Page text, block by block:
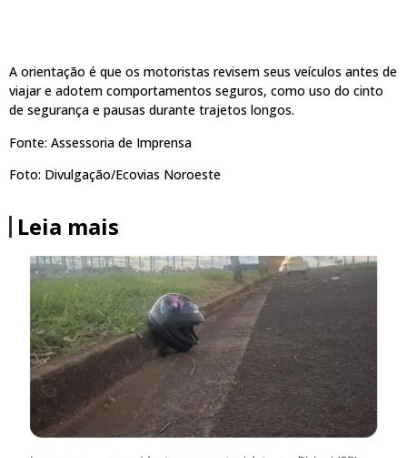
A orientação é que os motoristas revisem seus veículos antes de
viajar e adotem comportamentos seguros, como uso do cinto
de segurança e pausas durante trajetos longos.
Fonte: Assessoria de Imprensa
Foto: Divulgação/Ecovias Noroeste
Leia mais